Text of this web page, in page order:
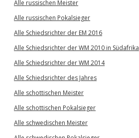
Alle russischen Meister
Alle russischen Pokalsieger
Alle Schiedsrichter der EM 2016
Alle Schiedsrichter der WM 2010 in Südafrika
Alle Schiedsrichter der WM 2014
Alle Schiedsrichter des Jahres
Alle schottischen Meister
Alle schottischen Pokalsieger
Alle schwedischen Meister